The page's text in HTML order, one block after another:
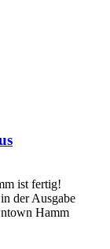
ist fertig!
der Ausgabe
Hamm